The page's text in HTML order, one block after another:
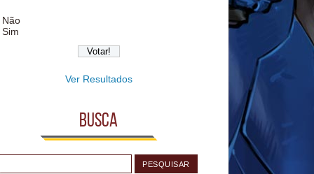
Não
Sim
Ver Resultados
Busca